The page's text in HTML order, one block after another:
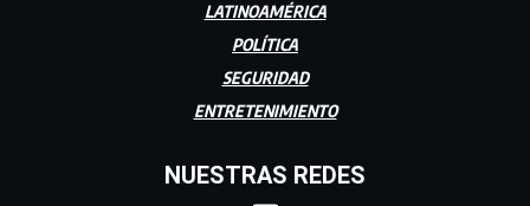
LATINOAMÉRICA
POLÍTICA
SEGURIDAD
ENTRETENIMIENTO
NUESTRAS REDES